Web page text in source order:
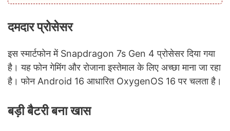
दमदार प्रोसेसर
इस स्मार्टफोन में Snapdragon 7s Gen 4 प्रोसेसर दिया गया
है। यह फोन गेमिंग और रोजाना इस्तेमाल के लिए अच्छा माना जा रहा
है। फोन Android 16 आधारित OxygenOS 16 पर चलता है।
बड़ी बैटरी बना खास